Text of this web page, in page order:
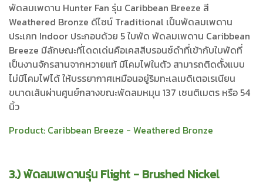
พัดลมเพดาน Hunter Fan รุ่น Caribbean Breeze สี
Weathered Bronze ดีไซน์ Traditional เป็นพัดลมเพดาน
ประเภท Indoor ประกอบด้วย 5 ใบพัด พัดลมเพดาน Caribbean
Breeze มีลักษณะที่โดดเด่นคือเคสสีบรอนซ์ดำที่เข้ากับใบพัดที่
เป็นงานจักรสานจากหวายแท้ มีโคมไฟในตัว สามารถติดตั้งแบบ
ไม่มีโคมไฟได้ ให้บรรยากาศเหมือนอยู่ริมทะเลเมดิเตอเรเนียน
ขนาดเส้นผ่านศูนย์กลางขณะพัดลมหมุน 137 เซนติเมตร หรือ 54
นิ้ว
Product: Caribbean Breeze - Weathered Bronze
3.) พัดลมเพดานรุ่น Flight - Brushed Nickel